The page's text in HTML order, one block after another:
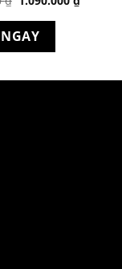
gốc
là:
1.850.000 ₫.
hiện